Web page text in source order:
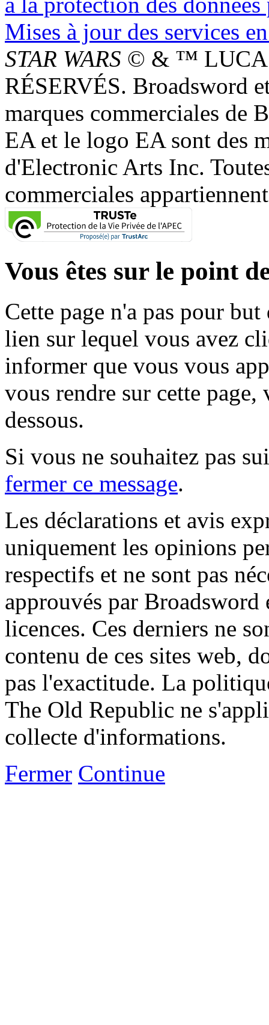
Mises à jour des services
STAR WARS © & ™
RÉSERVÉS. Broadsword
marques commerciales de
EA et le logo EA sont des
d'Electronic Arts Inc.
commerciales
Vous êtes sur le point
Cette page n'a pas pour
lien sur lequel vous avez
informer que vous vous
vous rendre sur cette
dessous.
Si vous ne souhaitez pas
fermer ce message.
Les déclarations et avis
uniquement les opinions
respectifs et ne sont pas
approuvés par
licences. Ces derniers ne
contenu de ces sites web,
pas l'exactitude. La
The Old Republic ne
collecte d'informations.
Fermer Continue